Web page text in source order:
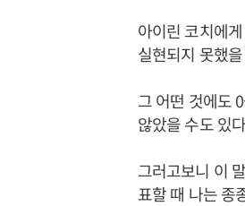
아이린 코치에
실현되지 못했
그 어떤 것에도
않았을 수도 있
그러고보니 이
표할 때 나는 종